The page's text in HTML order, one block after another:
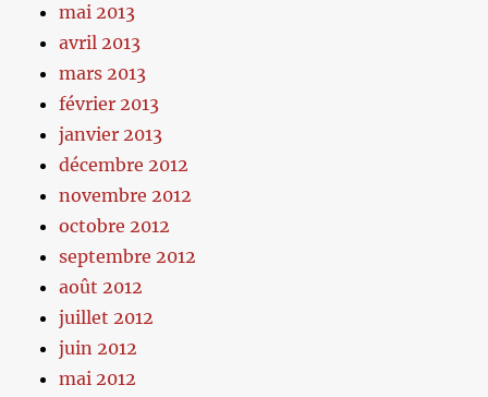
mai 2013
avril 2013
mars 2013
février 2013
janvier 2013
décembre 2012
novembre 2012
octobre 2012
septembre 2012
août 2012
juillet 2012
juin 2012
mai 2012